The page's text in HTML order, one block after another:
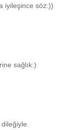
iyileşince söz:))
sağlık:)